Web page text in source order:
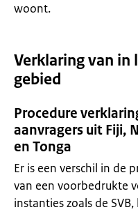
woont.
Verklaring van
gebied
Procedure
aanvragers uit Fiji,
en Tonga
Er is een verschil in de
van een voorbedrukte
instanties zoals de